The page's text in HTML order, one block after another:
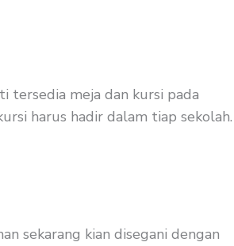
tersedia meja dan kursi pada
harus hadir dalam tiap sekolah.
sekarang kian disegani dengan